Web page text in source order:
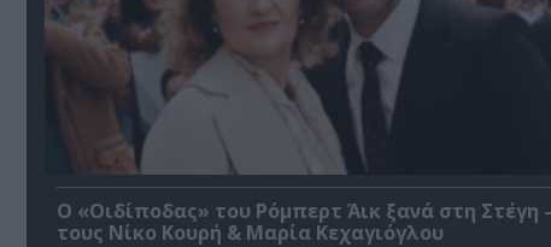
O «Οιδίποδας» του Ρόμπερτ Άικ ξανά στη Στέγη
τους Νίκο Κουρή & Μαρία Κεχαγιόγλου